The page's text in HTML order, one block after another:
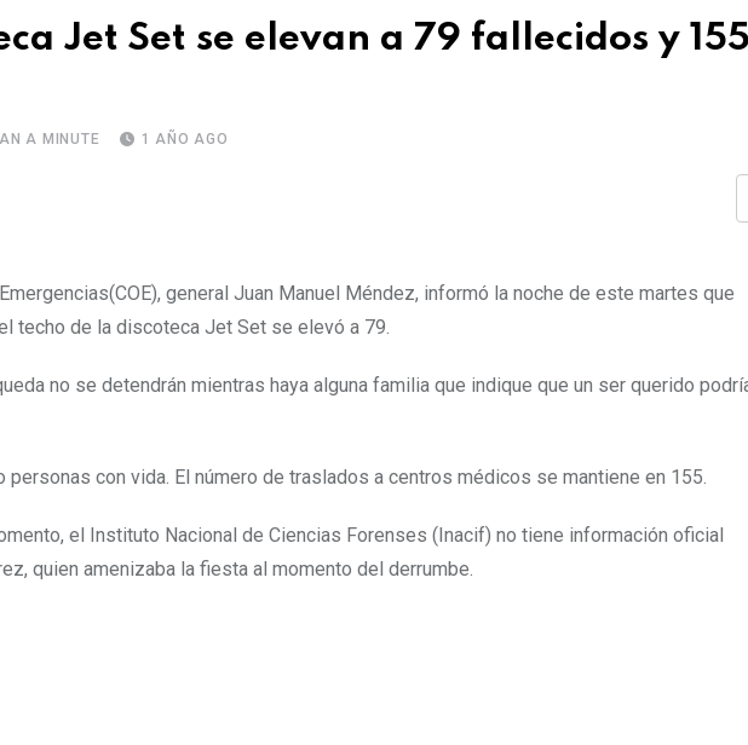
Jet Set se elevan a 79 fallecidos y 155
A MINUTE 1 AÑO AGO
general Juan Manuel Méndez, informó la noche de este martes que
techo de la discoteca Jet Set se elevó a 79.
no se detendrán mientras haya alguna familia que indique que un ser querido
personas con vida. El número de traslados a centros médicos se mantiene en 155.
el Instituto Nacional de Ciencias Forenses (Inacif) no tiene información oficial
quien amenizaba la fiesta al momento del derrumbe.